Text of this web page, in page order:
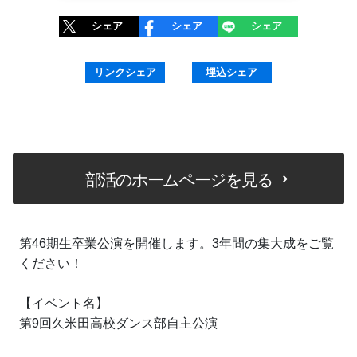
シェア シェア シェア
リンクシェア 埋込シェア
部活のホームページを見る
第46期生卒業公演を開催します。3年間の集大成をご覧
ください！
【イベント名】
第9回久米田高校ダンス部自主公演